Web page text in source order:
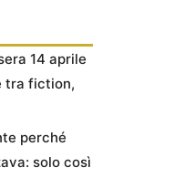
14 aprile
tra fiction,
perché
solo così